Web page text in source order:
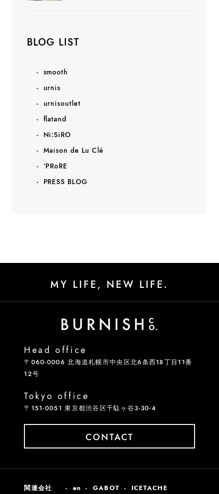
BLOG LIST
smooth
urnis
urnisoutlet
flatand
Ni:SiRO
Maison de Lu Clé
‘PRoRE
PRESS BLOG
MY LIFE, NEW LIFE.
関連会社 en GABOT ICETACHE
Head office
〒060-0006 北海道札幌市中央区北6条西18丁目11番
12号
Tokyo office
〒151-0051 東京都渋谷区千駄ヶ谷3-30-4
CONTACT